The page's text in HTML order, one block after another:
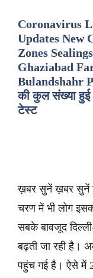
Coronavirus
Updates New
Zones
Ghaziabad
Bulandshahr
की कुल संख्या
टेस्ट
ख़बर सुनें ख़बर सुनें
चरण में भी लोग
सबके बावजूद
बढ़ती जा रही है।
पहुंच गई है। ऐसे में